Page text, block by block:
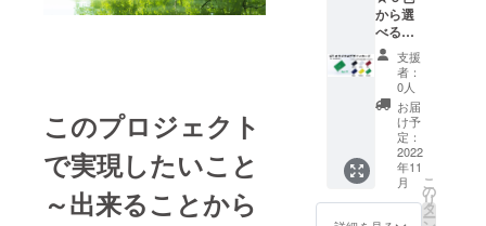
このプロジェクト
で実現したいこと
～出来ることから
から選
べる規
定デザ
インの
Card
１枚
（BLA
CK/WHI
TE/RED
/BLUE/
YELLO
支援
者：
0人
お届
け予
定：
2022
年11
月
こ
の
リ
タ
ー